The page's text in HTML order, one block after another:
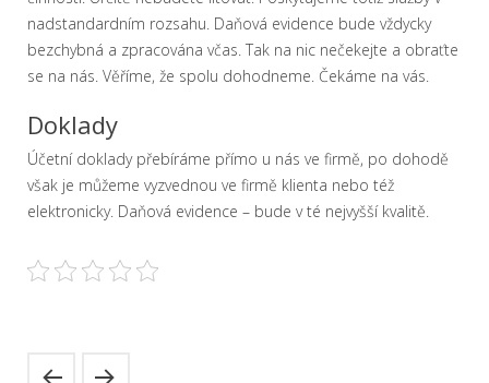
nadstandardním rozsahu. Daňová evidence bude vždycky
bezchybná a zpracována včas. Tak na nic nečekejte a obraťte
se na nás. Věříme, že spolu dohodneme. Čekáme na vás.
Doklady
Účetní doklady přebíráme přímo u nás ve firmě, po dohodě
však je můžeme vyzvednou ve firmě klienta nebo též
elektronicky. Daňová evidence – bude v té nejvyšší kvalitě.